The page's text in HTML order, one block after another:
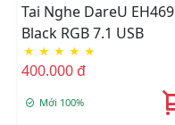
Tai Nghe DareU EH469
Black RGB 7.1 USB
★ ★ ★ ★ ★
400.000 đ
Mới 100%